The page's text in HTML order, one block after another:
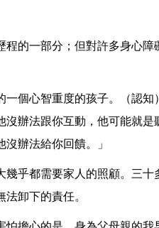
的一部分；但對許多身心障
個心智重度的孩子。（認知
辦法跟你互動，他可能就是
辦法給你回饋。」
乎都需要家人的照顧。三十
卸下的責任。